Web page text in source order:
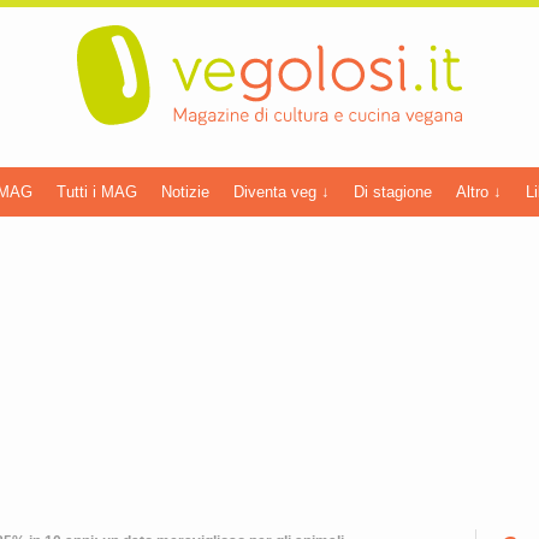
Tutti i MAG Notizie Diventa veg ↓ Di stagione Altro ↓